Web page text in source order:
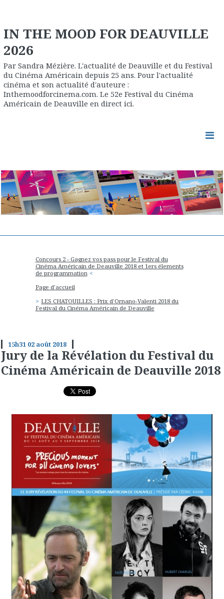
IN THE MOOD FOR DEAUVILLE
2026
Par Sandra Mézière. L'actualité de Deauville et du Festival
du Cinéma Américain depuis 25 ans. Pour l'actualité
cinéma et son actualité d'auteure :
Inthemoodforcinema.com. Le 52e Festival du Cinéma
Américain de Deauville en direct ici.
Concours 2 - Gagnez vos pass pour le Festival du
Cinéma Américain de Deauville 2018 et 1ers élements
de programmation
Page d'accueil
LES CHATOUILLES : Prix d'Ornano-Valenti 2018 du
Festival du Cinéma Américain de Deauville
15h31 02 août 2018
Jury de la Révélation du Festival du
Cinéma Américain de Deauville 2018